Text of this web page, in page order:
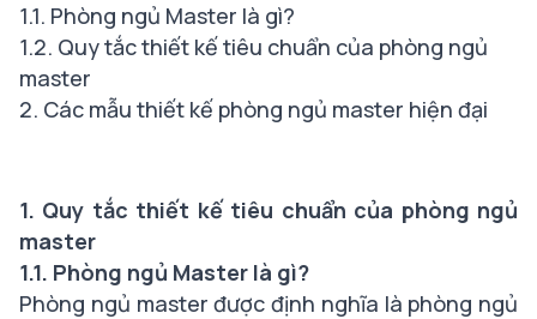
1.1. Phòng ngủ Master là gì?
1.2. Quy tắc thiết kế tiêu chuẩn của phòng ngủ
master
2. Các mẫu thiết kế phòng ngủ master hiện đại
1. Quy tắc thiết kế tiêu chuẩn của phòng ngủ
master
1.1. Phòng ngủ Master là gì?
Phòng ngủ master được định nghĩa là phòng ngủ